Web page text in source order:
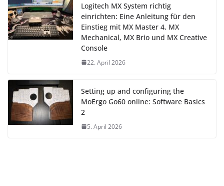
Logitech MX System richtig
einrichten: Eine Anleitung für den
Einstieg mit MX Master 4, MX
Mechanical, MX Brio und MX Creative
Console
22. April 2026
Setting up and configuring the
MoErgo Go60 online: Software Basics
2
5. April 2026